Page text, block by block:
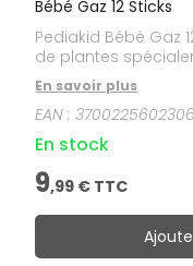
Bébé Gaz 12 Sticks
Pediakid Bébé Gaz
de plantes
En savoir plus
EAN :3700225602306
En stock
9,99 € TTC